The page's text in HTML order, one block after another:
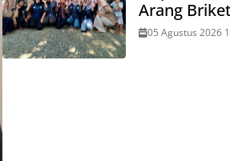
Arang Briket
05 Agustus 2026